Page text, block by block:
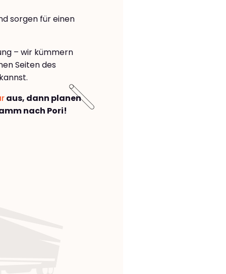
sorgen für einen
– wir kümmern
Seiten des
aus, dann planen
nach Pori!